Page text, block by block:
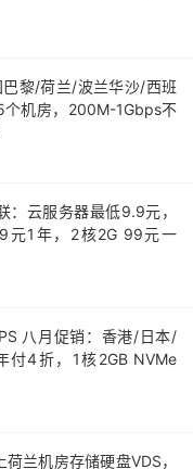
黎/荷兰/波兰华沙/西班
机房，200M-1Gbps不
：云服务器最低9.9元，
元1年，2核2G 99元一
八月促销：香港/日本/
付4折，1核2GB NVMe
兰机房存储硬盘VDS，